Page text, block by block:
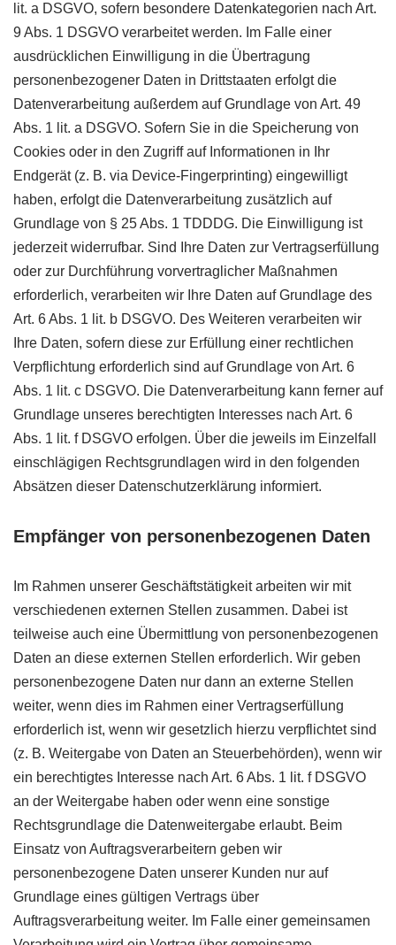
lit. a DSGVO, sofern besondere Datenkategorien nach Art.
9 Abs. 1 DSGVO verarbeitet werden. Im Falle einer
ausdrücklichen Einwilligung in die Übertragung
personenbezogener Daten in Drittstaaten erfolgt die
Datenverarbeitung außerdem auf Grundlage von Art. 49
Abs. 1 lit. a DSGVO. Sofern Sie in die Speicherung von
Cookies oder in den Zugriff auf Informationen in Ihr
Endgerät (z. B. via Device-Fingerprinting) eingewilligt
haben, erfolgt die Datenverarbeitung zusätzlich auf
Grundlage von § 25 Abs. 1 TDDDG. Die Einwilligung ist
jederzeit widerrufbar. Sind Ihre Daten zur Vertragserfüllung
oder zur Durchführung vorvertraglicher Maßnahmen
erforderlich, verarbeiten wir Ihre Daten auf Grundlage des
Art. 6 Abs. 1 lit. b DSGVO. Des Weiteren verarbeiten wir
Ihre Daten, sofern diese zur Erfüllung einer rechtlichen
Verpflichtung erforderlich sind auf Grundlage von Art. 6
Abs. 1 lit. c DSGVO. Die Datenverarbeitung kann ferner auf
Grundlage unseres berechtigten Interesses nach Art. 6
Abs. 1 lit. f DSGVO erfolgen. Über die jeweils im Einzelfall
einschlägigen Rechtsgrundlagen wird in den folgenden
Absätzen dieser Datenschutzerklärung informiert.
Empfänger von personenbezogenen Daten
Im Rahmen unserer Geschäftstätigkeit arbeiten wir mit
verschiedenen externen Stellen zusammen. Dabei ist
teilweise auch eine Übermittlung von personenbezogenen
Daten an diese externen Stellen erforderlich. Wir geben
personenbezogene Daten nur dann an externe Stellen
weiter, wenn dies im Rahmen einer Vertragserfüllung
erforderlich ist, wenn wir gesetzlich hierzu verpflichtet sind
(z. B. Weitergabe von Daten an Steuerbehörden), wenn wir
ein berechtigtes Interesse nach Art. 6 Abs. 1 lit. f DSGVO
an der Weitergabe haben oder wenn eine sonstige
Rechtsgrundlage die Datenweitergabe erlaubt. Beim
Einsatz von Auftragsverarbeitern geben wir
personenbezogene Daten unserer Kunden nur auf
Grundlage eines gültigen Vertrags über
Auftragsverarbeitung weiter. Im Falle einer gemeinsamen